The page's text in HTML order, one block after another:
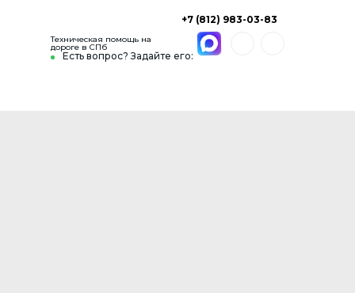
Есть вопрос? Задайте его:
+7 (812) 983-03-83
Техническая помощь на
дороге в СПб